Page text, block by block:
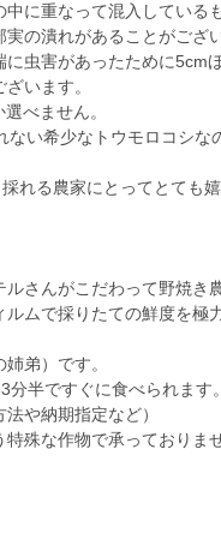
に重なって混入している
の潰れがあることがござ
虫害があったために5cm
います。
べません。
い希少なトウモロコシな
れる農家にとってとても
ルさんがこだわって野焼き
ムで採りたての鮮度を極
弟）です。
半ですぐに食べられます。
や納期指定など）
殊な作物で承っておりませ